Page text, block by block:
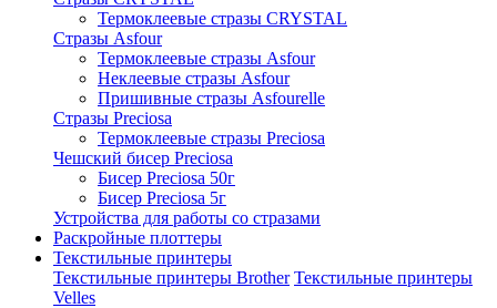
Термоклеевые стразы CRYSTAL
Стразы Asfour
Термоклеевые стразы Asfour
Неклеевые стразы Asfour
Пришивные стразы Asfourelle
Стразы Preciosa
Термоклеевые стразы Preciosa
Чешский бисер Preciosa
Бисер Preciosa 50г
Бисер Preciosa 5г
Устройства для работы со стразами
Раскройные плоттеры
Текстильные принтеры
Текстильные принтеры Brother Текстильные принтеры
Velles